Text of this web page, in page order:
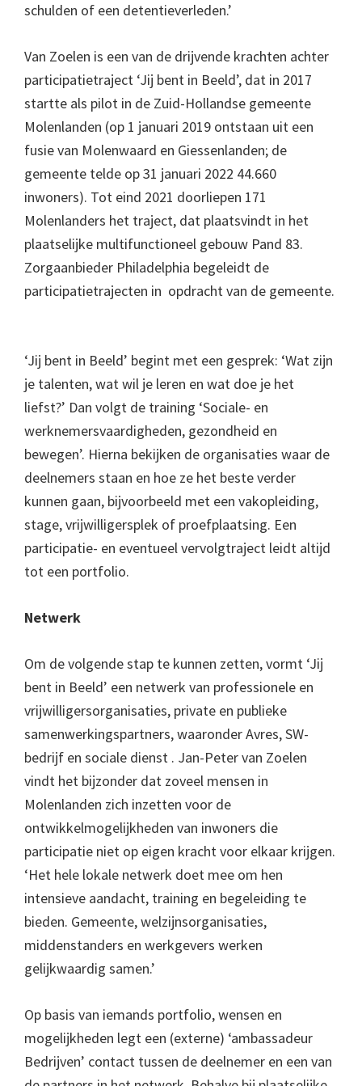
schulden of een detentieverleden.’
Van Zoelen is een van de drijvende krachten achter
participatietraject ‘Jij bent in Beeld’, dat in 2017
startte als pilot in de Zuid-Hollandse gemeente
Molenlanden (op 1 januari 2019 ontstaan uit een
fusie van Molenwaard en Giessenlanden; de
gemeente telde op 31 januari 2022 44.660
inwoners). Tot eind 2021 doorliepen 171
Molenlanders het traject, dat plaatsvindt in het
plaatselijke multifunctioneel gebouw Pand 83.
Zorgaanbieder Philadelphia begeleidt de
participatietrajecten in opdracht van de gemeente.
‘Jij bent in Beeld’ begint met een gesprek: ‘Wat zijn
je talenten, wat wil je leren en wat doe je het
liefst?’ Dan volgt de training ‘Sociale- en
werknemersvaardigheden, gezondheid en
bewegen’. Hierna bekijken de organisaties waar de
deelnemers staan en hoe ze het beste verder
kunnen gaan, bijvoorbeeld met een vakopleiding,
stage, vrijwilligersplek of proefplaatsing. Een
participatie- en eventueel vervolgtraject leidt altijd
tot een portfolio.
Netwerk
Om de volgende stap te kunnen zetten, vormt ‘Jij
bent in Beeld’ een netwerk van professionele en
vrijwilligersorganisaties, private en publieke
samenwerkingspartners, waaronder Avres, SW-
bedrijf en sociale dienst . Jan-Peter van Zoelen
vindt het bijzonder dat zoveel mensen in
Molenlanden zich inzetten voor de
ontwikkelmogelijkheden van inwoners die
participatie niet op eigen kracht voor elkaar krijgen.
‘Het hele lokale netwerk doet mee om hen
intensieve aandacht, training en begeleiding te
bieden. Gemeente, welzijnsorganisaties,
middenstanders en werkgevers werken
gelijkwaardig samen.’
Op basis van iemands portfolio, wensen en
mogelijkheden legt een (externe) ‘ambassadeur
Bedrijven’ contact tussen de deelnemer en een van